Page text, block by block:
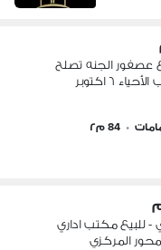
شقه للبيع مشروع عصفور الجنه تصلح
٦ اكتوبر
• 84 م٢
- للبيع مكتب اداري
المركزي